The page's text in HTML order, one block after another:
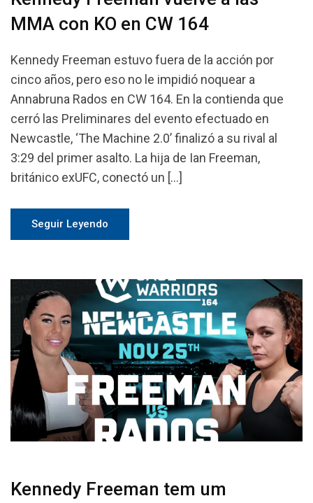
MMA con KO en CW 164
Kennedy Freeman estuvo fuera de la acción por
cinco años, pero eso no le impidió noquear a
Annabruna Rados en CW 164. En la contienda que
cerró las Preliminares del evento efectuado en
Newcastle, ‘The Machine 2.0’ finalizó a su rival al
3:29 del primer asalto. La hija de Ian Freeman,
británico exUFC, conectó un […]
Seguir Leyendo
Kennedy Freeman tem um